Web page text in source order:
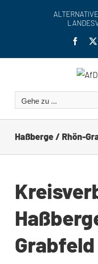
Gehe zu ...
Haßberge / Rhön-
Grabfeld